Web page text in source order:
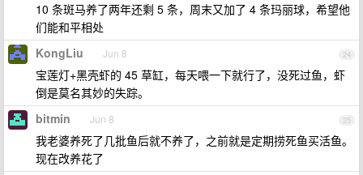
10 条斑马养了两年还剩 5 条，周末又加了 4 条玛丽球，希望他
们能和平相处
24
KongLiu Jun 8
宝莲灯+黑壳虾的 45 草缸，每天喂一下就行了，没死过鱼，虾
倒是莫名其妙的失踪。
25
bitmin Jun 8
我老婆养死了几批鱼后就不养了，之前就是定期捞死鱼买活鱼。
现在改养花了